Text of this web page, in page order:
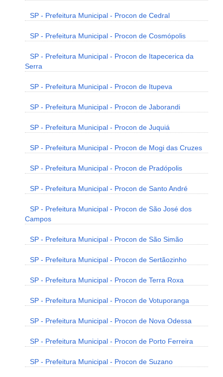
SP - Prefeitura Municipal - Procon de Cedral
SP - Prefeitura Municipal - Procon de Cosmópolis
SP - Prefeitura Municipal - Procon de Itapecerica da
Serra
SP - Prefeitura Municipal - Procon de Itupeva
SP - Prefeitura Municipal - Procon de Jaborandi
SP - Prefeitura Municipal - Procon de Juquiá
SP - Prefeitura Municipal - Procon de Mogi das Cruzes
SP - Prefeitura Municipal - Procon de Pradópolis
SP - Prefeitura Municipal - Procon de Santo André
SP - Prefeitura Municipal - Procon de São José dos
Campos
SP - Prefeitura Municipal - Procon de São Simão
SP - Prefeitura Municipal - Procon de Sertãozinho
SP - Prefeitura Municipal - Procon de Terra Roxa
SP - Prefeitura Municipal - Procon de Votuporanga
SP - Prefeitura Municipal - Procon de Nova Odessa
SP - Prefeitura Municipal - Procon de Porto Ferreira
SP - Prefeitura Municipal - Procon de Suzano